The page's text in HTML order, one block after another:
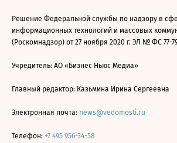
Решение Федеральной службы по надзору в
информационных технологий и массовых
(Роскомнадзор) от 27 ноября 2020 г. ЭЛ № ФС 77-
Учредитель: АО «Бизнес Ньюс Медиа»
Главный редактор: Казьмина Ирина Сергеевна
Электронная почта: news@vedomosti.ru
Телефон: +7 495 956-34-58